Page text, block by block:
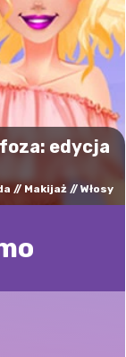
edycja
Makijaż Włosy